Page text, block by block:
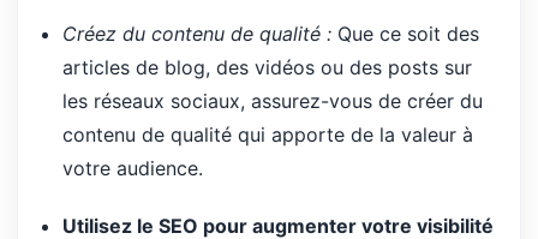
Créez du contenu de qualité : Que ce soit des
articles de blog, des vidéos ou des posts sur
les réseaux sociaux, assurez-vous de créer du
contenu de qualité qui apporte de la valeur à
votre audience.
Utilisez le SEO pour augmenter votre visibilité